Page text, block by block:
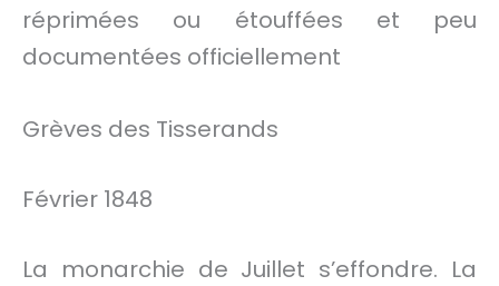
réprimées ou étouffées et peu
documentées officiellement
Grèves des Tisserands
Février 1848
La monarchie de Juillet s’effondre. La